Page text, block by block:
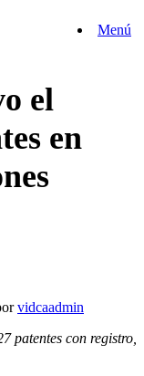
Menú
el
en
vidcaadmin
patentes con registro,